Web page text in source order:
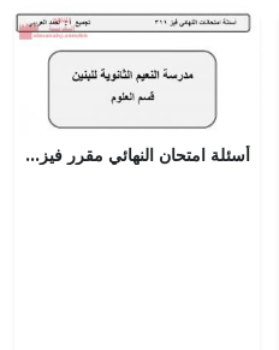
أسئلة امتحان النهائي مقرر فيز 311